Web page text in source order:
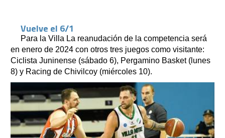
Vuelve el 6/1
Para la Villa La reanudación de la competencia será
en enero de 2024 con otros tres juegos como visitante:
Ciclista Juninense (sábado 6), Pergamino Basket (lunes
8) y Racing de Chivilcoy (miércoles 10).